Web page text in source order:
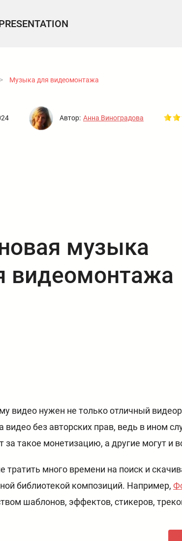
> Музыка для видеомонтажа
Автор: Анна Виноградова
музыка
видеомонтажа
видео нужен не только отличный
видео без авторских прав, ведь в ином
за такое монетизацию, а другие могут и
тратить много времени на поиск и
библиотекой композиций. Например,
шаблонов, эффектов, стикеров,